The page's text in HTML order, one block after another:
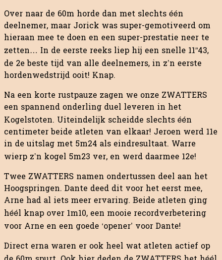
Over naar de 60m horde dan met slechts één
deelnemer, maar Jorick was super-gemotiveerd om
hieraan mee te doen en een super-prestatie neer te
zetten… In de eerste reeks liep hij een snelle 11”43,
de 2e beste tijd van alle deelnemers, in z’n eerste
hordenwedstrijd ooit! Knap.
Na een korte rustpauze zagen we onze ZWATTERS
een spannend onderling duel leveren in het
Kogelstoten. Uiteindelijk scheidde slechts één
centimeter beide atleten van elkaar! Jeroen werd 11e
in de uitslag met 5m24 als eindresultaat. Warre
wierp z’n kogel 5m23 ver, en werd daarmee 12e!
Twee ZWATTERS namen ondertussen deel aan het
Hoogspringen. Dante deed dit voor het eerst mee,
Arne had al iets meer ervaring. Beide atleten ging
héél knap over 1m10, een mooie recordverbetering
voor Arne en een goede ‘opener’ voor Dante!
Direct erna waren er ook heel wat atleten actief op